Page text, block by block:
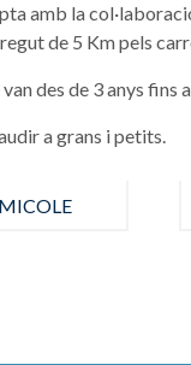
amb la
de 5 Km pels
des de 3 anys fins
a grans i petits.